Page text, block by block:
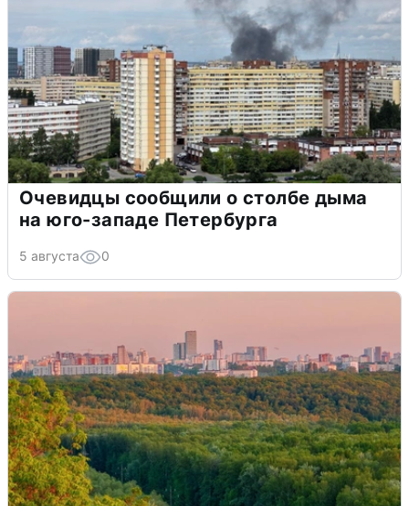
Очевидцы сообщили о столбе дыма
на юго-западе Петербурга
5 августа 0